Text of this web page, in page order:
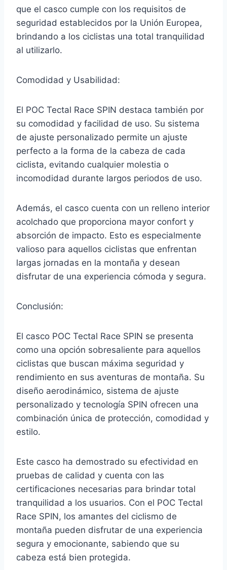
que el casco cumple con los requisitos de
seguridad establecidos por la Unión Europea,
brindando a los ciclistas una total tranquilidad
al utilizarlo.
Comodidad y Usabilidad:
El POC Tectal Race SPIN destaca también por
su comodidad y facilidad de uso. Su sistema
de ajuste personalizado permite un ajuste
perfecto a la forma de la cabeza de cada
ciclista, evitando cualquier molestia o
incomodidad durante largos periodos de uso.
Además, el casco cuenta con un relleno interior
acolchado que proporciona mayor confort y
absorción de impacto. Esto es especialmente
valioso para aquellos ciclistas que enfrentan
largas jornadas en la montaña y desean
disfrutar de una experiencia cómoda y segura.
Conclusión:
El casco POC Tectal Race SPIN se presenta
como una opción sobresaliente para aquellos
ciclistas que buscan máxima seguridad y
rendimiento en sus aventuras de montaña. Su
diseño aerodinámico, sistema de ajuste
personalizado y tecnología SPIN ofrecen una
combinación única de protección, comodidad y
estilo.
Este casco ha demostrado su efectividad en
pruebas de calidad y cuenta con las
certificaciones necesarias para brindar total
tranquilidad a los usuarios. Con el POC Tectal
Race SPIN, los amantes del ciclismo de
montaña pueden disfrutar de una experiencia
segura y emocionante, sabiendo que su
cabeza está bien protegida.